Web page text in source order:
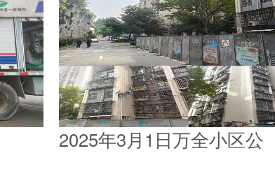
2025年3月1日万全小区公